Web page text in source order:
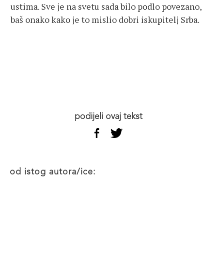
ustima. Sve je na svetu sada bilo podlo povezano,
baš onako kako je to mislio dobri iskupitelj Srba.
podijeli ovaj tekst
od istog autora/ice: